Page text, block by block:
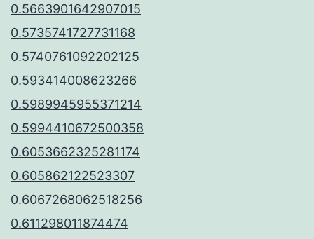
0.5663901642907015
0.5735741727731168
0.5740761092202125
0.593414008623266
0.5989945955371214
0.5994410672500358
0.6053662325281174
0.605862122523307
0.6067268062518256
0.611298011874474